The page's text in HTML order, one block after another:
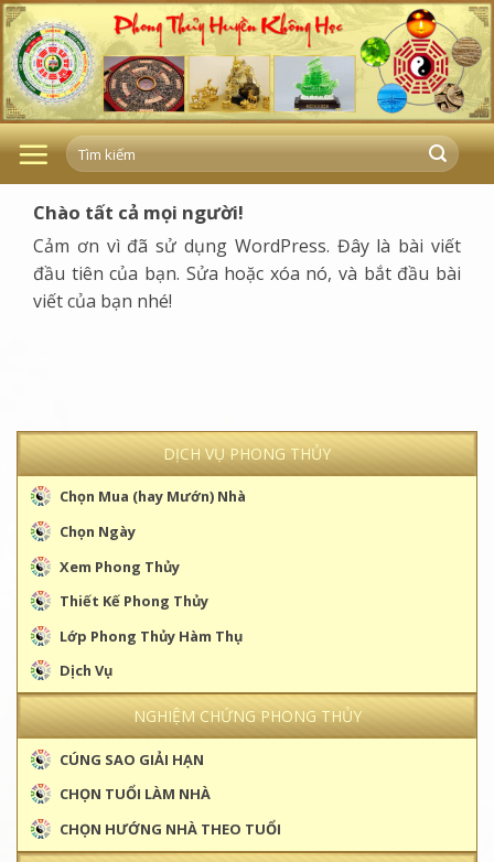
Skip
to
content
DỊCH VỤ PHONG THỦY
Chọn Mua (hay Mướn) Nhà
Chọn Ngày
Xem Phong Thủy
Thiết Kế Phong Thủy
Lớp Phong Thủy Hàm Thụ
Dịch Vụ
NGHIỆM CHỨNG PHONG THỦY
CÚNG SAO GIẢI HẠN
CHỌN TUỔI LÀM NHÀ
CHỌN HƯỚNG NHÀ THEO TUỔI
Chào tất cả mọi người!
Cảm ơn vì đã sử dụng WordPress. Đây là bài viết
đầu tiên của bạn. Sửa hoặc xóa nó, và bắt đầu bài
viết của bạn nhé!